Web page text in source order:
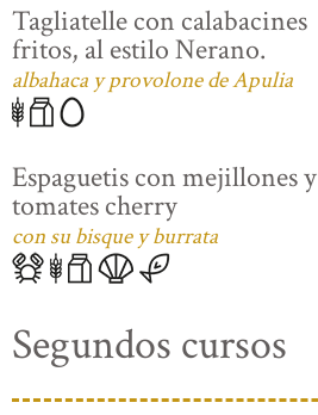
Tagliatelle con calabacines
fritos, al estilo Nerano.
albahaca y provolone de Apulia
Espaguetis con mejillones y
tomates cherry
con su bisque y burrata
Segundos cursos